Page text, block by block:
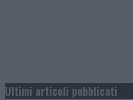
Ultimi articoli pubblicati